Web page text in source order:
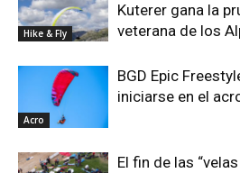
Hike & Fly
Kuterer gana la
veterana de los
Acro
BGD Epic
iniciarse en el
El fin de las